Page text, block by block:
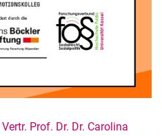
Vertr. Prof. Dr. Dr. Carolina